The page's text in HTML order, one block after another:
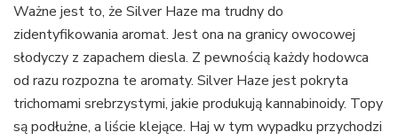
Ważne jest to, że Silver Haze ma trudny do
zidentyfikowania aromat. Jest ona na granicy owocowej
słodyczy z zapachem diesla. Z pewnością każdy hodowca
od razu rozpozna te aromaty. Silver Haze jest pokryta
trichomami srebrzystymi, jakie produkują kannabinoidy. Topy
są podłużne, a liście klejące. Haj w tym wypadku przychodzi